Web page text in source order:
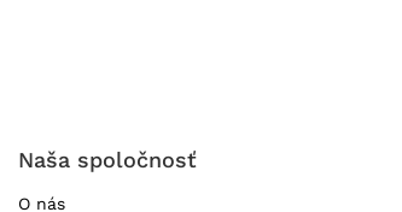
Naša spoločnosť
O nás